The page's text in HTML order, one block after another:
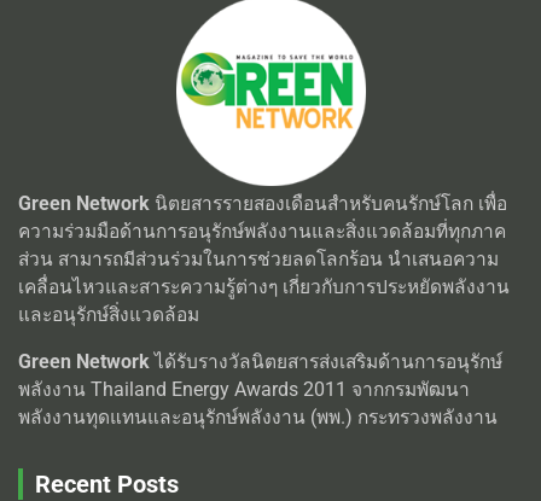
Green Network นิตยสารรายสองเดือนสำหรับคนรักษ์โลก เพื่อ
ความร่วมมือด้านการอนุรักษ์พลังงานและสิ่งแวดล้อมที่ทุกภาค
ส่วน สามารถมีส่วนร่วมในการช่วยลดโลกร้อน นำเสนอความ
เคลื่อนไหวและสาระความรู้ต่างๆ เกี่ยวกับการประหยัดพลังงาน
และอนุรักษ์สิ่งแวดล้อม
Green Networkได้รับรางวัลนิตยสารส่งเสริมด้านการอนุรักษ์
พลังงาน Thailand Energy Awards 2011 จากกรมพัฒนา
พลังงานทุดแทนและอนุรักษ์พลังงาน (พพ.) กระทรวงพลังงาน
Recent Posts